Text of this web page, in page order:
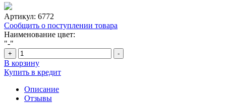
Артикул: 6772
Сообщить о поступлении товара
Наименование цвет:
"-"
+ -
В корзину
Купить в кредит
Описание
Отзывы